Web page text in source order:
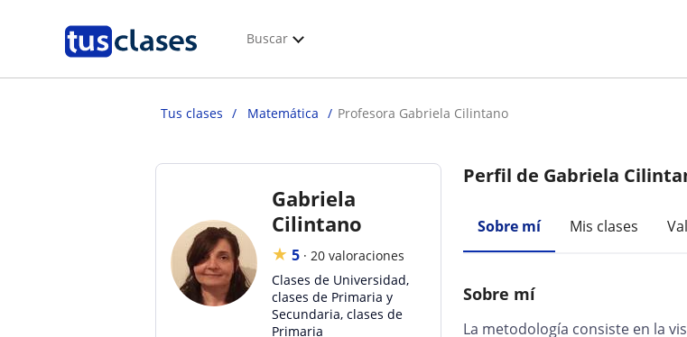
Buscar
Tus clases Matemática Profesora Gabriela Cilintano
Gabriela
Cilintano
★ 5 · 20 valoraciones
Clases de Universidad,
clases de Primaria y
Secundaria, clases de
Primaria
Perfil de Gabriela
Sobre mí Mis clases
Sobre mí
La metodología consiste en la